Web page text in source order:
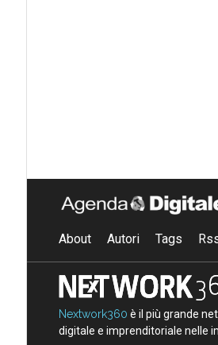
About Autori Tags
Nextwork360 è il più grande
digitale e imprenditoriale nelle